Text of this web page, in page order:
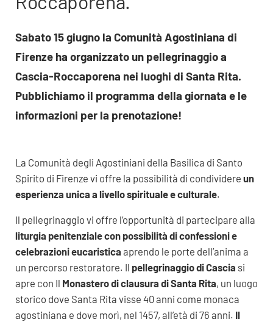
Sabato 15 giugno la Comunità Agostiniana di
Firenze ha organizzato un pellegrinaggio a
Cascia-Roccaporena nei luoghi di Santa Rita.
Pubblichiamo il programma della giornata e le
informazioni per la prenotazione!
La Comunità degli Agostiniani della Basilica di Santo
Spirito di Firenze vi offre la possibilità di condividere un
esperienza unica a livello spirituale e culturale.
Il pellegrinaggio vi offre l’opportunità di partecipare alla
liturgia penitenziale con possibilità di confessioni e
celebrazioni eucaristica aprendo le porte dell’anima a
un percorso restoratore. Il pellegrinaggio di Cascia si
apre con Il Monastero di clausura di Santa Rita, un luogo
storico dove Santa Rita visse 40 anni come monaca
agostiniana e dove morì, nel 1457, all’età di 76 anni. Il